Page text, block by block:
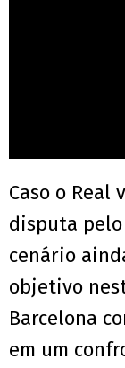
Caso o Real
disputa pelo
cenário
objetivo
Barcelona
em um